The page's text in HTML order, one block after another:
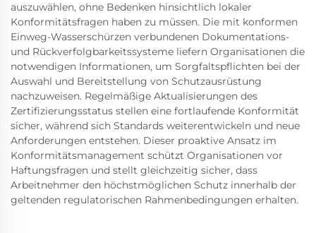
auszuwählen, ohne Bedenken hinsichtlich lokaler
Konformitätsfragen haben zu müssen. Die mit konformen
Einweg-Wasserschürzen verbundenen Dokumentations-
und Rückverfolgbarkeitssysteme liefern Organisationen die
notwendigen Informationen, um Sorgfaltspflichten bei der
Auswahl und Bereitstellung von Schutzausrüstung
nachzuweisen. Regelmäßige Aktualisierungen des
Zertifizierungsstatus stellen eine fortlaufende Konformität
sicher, während sich Standards weiterentwickeln und neue
Anforderungen entstehen. Dieser proaktive Ansatz im
Konformitätsmanagement schützt Organisationen vor
Haftungsfragen und stellt gleichzeitig sicher, dass
Arbeitnehmer den höchstmöglichen Schutz innerhalb der
geltenden regulatorischen Rahmenbedingungen erhalten.